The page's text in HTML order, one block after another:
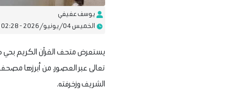
يوسف عفيفي
الخميس 04/يونيو/2026 - 02:28 م
يستعرض متحف القرآن الكريم بحي
الشريف وزخرفته.